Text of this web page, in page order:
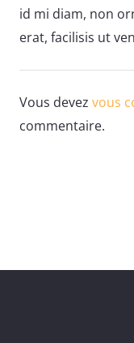
id mi diam, non
erat, facilisis ut
Vous devez vous
commentaire.